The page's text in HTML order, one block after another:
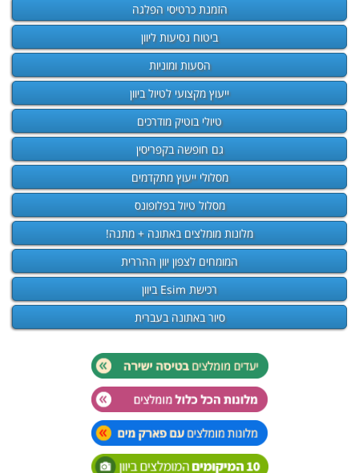
הזמנת כרטיסי הפלגה
ביטוח נסיעות ליוון
הסעות ומוניות
ייעוץ מקצועי לטיול ביוון
טיולי בוטיק מודרכים
גם חופשה בקפריסין
מסלולי ייעוץ מתקדמים
מסלול טיול בפלופונס
מלונות מומלצים באתונה + מתנה!
המומחים לצפון יוון ההררית
רכישת Esim ביוון
סיור באתונה בעברית